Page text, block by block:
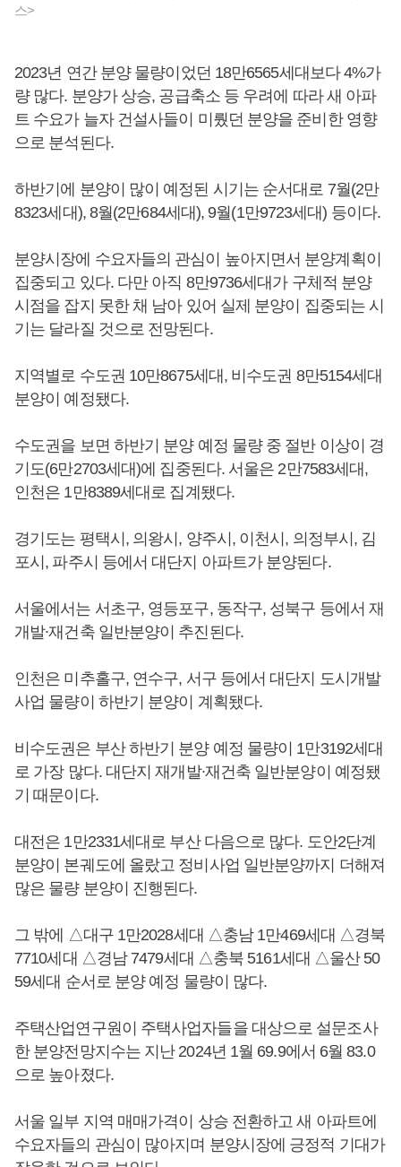
스>
2023년 연간 분양 물량이었던 18만6565세대보다 4%가
량 많다. 분양가 상승, 공급축소 등 우려에 따라 새 아파
트 수요가 늘자 건설사들이 미뤘던 분양을 준비한 영향
으로 분석된다.
하반기에 분양이 많이 예정된 시기는 순서대로 7월(2만
8323세대), 8월(2만684세대), 9월(1만9723세대) 등이다.
분양시장에 수요자들의 관심이 높아지면서 분양계획이
집중되고 있다. 다만 아직 8만9736세대가 구체적 분양
시점을 잡지 못한 채 남아 있어 실제 분양이 집중되는 시
기는 달라질 것으로 전망된다.
지역별로 수도권 10만8675세대, 비수도권 8만5154세대
분양이 예정됐다.
수도권을 보면 하반기 분양 예정 물량 중 절반 이상이 경
기도(6만2703세대)에 집중된다. 서울은 2만7583세대,
인천은 1만8389세대로 집계됐다.
경기도는 평택시, 의왕시, 양주시, 이천시, 의정부시, 김
포시, 파주시 등에서 대단지 아파트가 분양된다.
서울에서는 서초구, 영등포구, 동작구, 성북구 등에서 재
개발∙재건축 일반분양이 추진된다.
인천은 미추홀구, 연수구, 서구 등에서 대단지 도시개발
사업 물량이 하반기 분양이 계획됐다.
비수도권은 부산 하반기 분양 예정 물량이 1만3192세대
로 가장 많다. 대단지 재개발∙재건축 일반분양이 예정됐
기 때문이다.
대전은 1만2331세대로 부산 다음으로 많다. 도안2단계
분양이 본궤도에 올랐고 정비사업 일반분양까지 더해져
많은 물량 분양이 진행된다.
그 밖에 △대구 1만2028세대 △충남 1만469세대 △경북
7710세대 △경남 7479세대 △충북 5161세대 △울산 50
59세대 순서로 분양 예정 물량이 많다.
주택산업연구원이 주택사업자들을 대상으로 설문조사
한 분양전망지수는 지난 2024년 1월 69.9에서 6월 83.0
으로 높아졌다.
서울 일부 지역 매매가격이 상승 전환하고 새 아파트에
수요자들의 관심이 많아지며 분양시장에 긍정적 기대가